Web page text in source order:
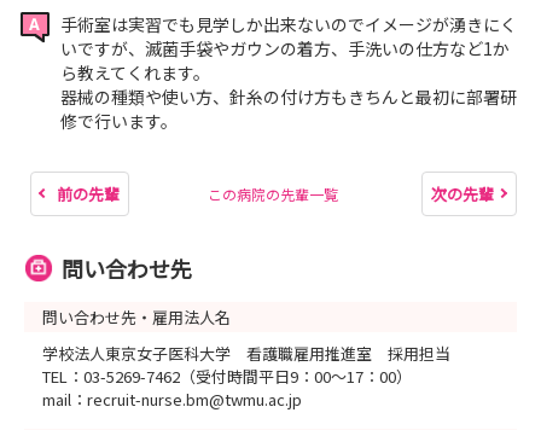
手術室は実習でも見学しか出来ないのでイメージが湧きにく
いですが、滅菌手袋やガウンの着方、手洗いの仕方など1か
ら教えてくれます。
器械の種類や使い方、針糸の付け方もきちんと最初に部署研
修で行います。
前の先輩 この病院の先輩一覧 次の先輩
問い合わせ先
問い合わせ先・雇用法人名
学校法人東京女子医科大学 看護職雇用推進室 採用担当
TEL：03-5269-7462（受付時間平日9：00～17：00）
mail：recruit-nurse.bm@twmu.ac.jp